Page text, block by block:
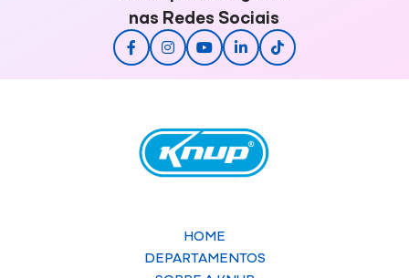
nas Redes Sociais
HOME
DEPARTAMENTOS